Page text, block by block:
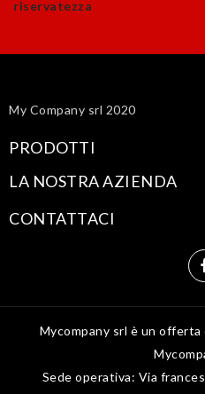
riservatezza
My Company srl 2020
PRODOTTI
LA NOSTRA AZIENDA
CONTATTACI
Mycompany srl è un offerta
Sede operativa: Via